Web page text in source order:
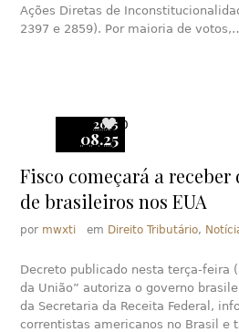
Ações Diretas de
2397 e 2859). Por maioria de
2015
08.25
0
Fisco começará a receber
de brasileiros nos EUA
por mwxti em Direito Tributário,
Decreto publicado nesta terça-feira
da União” autoriza o governo
da Secretaria da Receita Federal,
correntistas americanos no Brasil e